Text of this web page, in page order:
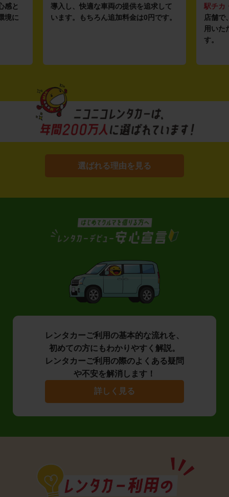
感と
境に
導入し、快適な車両の提供を追求して
います。もちろん追加料金は0円です。
駅チカ
店舗で
用いた
す。
選ばれる理由を見る
レンタカーご利用の基本的な流れを、
初めての方にもわかりやすく解説。
レンタカーご利用の際のよくある疑問
や不安を解消します！
詳しく見る